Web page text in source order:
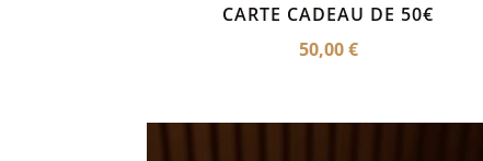
CARTE CADEAU DE 50€
50,00€